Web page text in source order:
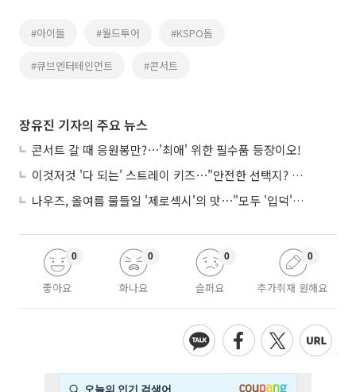
#아이들 #월드투어 #KSPO돔
#큐브엔터테인먼트 #콘서트
장유진 기자의 주요 뉴스
콘서트 갈 때 응원봉만?⋯'최애' 위한 필수품 등장이오!
이것저것 '다 되는' 스트레이 키즈⋯"안전한 선택지? 도전이 재밌죠"
나우즈, 올여름 물들일 '제로섹시'의 맛⋯"모두 '입덕'시킬 것"
좋아요
0
화나요
0
슬퍼요
0
추가취재 원해요
0